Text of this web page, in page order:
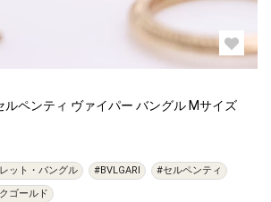
ルペンティ ヴァイパー バングル Mサイズ
ット・バングル #BVLGARI
#セルペンティ
ゴールド